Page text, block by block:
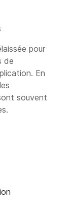
pour
de
En
souvent